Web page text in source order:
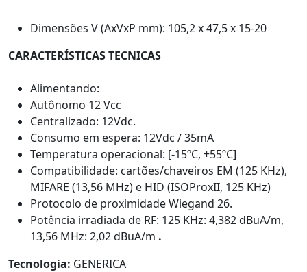
Dimensões V (AxVxP mm): 105,2 x 47,5 x 15-20
CARACTERÍSTICAS TECNICAS
Alimentando:
Autônomo 12 Vcc
Centralizado: 12Vdc.
Consumo em espera: 12Vdc / 35mA
Temperatura operacional: [-15ºC, +55ºC]
Compatibilidade: cartões/chaveiros EM (125 KHz),
MIFARE (13,56 MHz) e HID (ISOProxII, 125 KHz)
Protocolo de proximidade Wiegand 26.
Potência irradiada de RF: 125 KHz: 4,382 dBuA/m,
13,56 MHz: 2,02 dBuA/m .
Tecnologia: GENERICA